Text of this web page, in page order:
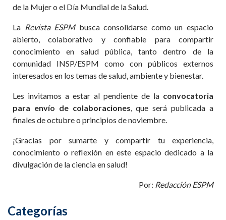
de la Mujer o el Día Mundial de la Salud.
La Revista ESPMbusca consolidarse como un espacio
abierto, colaborativo y confiable para compartir
conocimiento en salud pública, tanto dentro de la
comunidad INSP/ESPM como con públicos externos
interesados en los temas de salud, ambiente y bienestar.
Les invitamos a estar al pendiente de la convocatoria
para envío de colaboraciones, que será publicada a
finales de octubre o principios de noviembre.
¡Gracias por sumarte y compartir tu experiencia,
conocimiento o reflexión en este espacio dedicado a la
divulgación de la ciencia en salud!
Por: Redacción ESPM
Categorías